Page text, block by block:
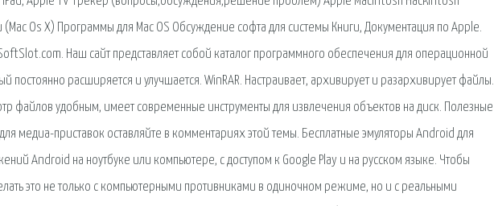
Os X) Программы для Mac OS Обсуждение софта для системы Книги, Документация по Apple.
Наш сайт представляет собой каталог программного обеспечения для операционной
постоянно расширяется и улучшается. WinRAR. Настраивает, архивирует и разархивирует файлы.
файлов удобным, имеет современные инструменты для извлечения объектов на диск. Полезные
медиа-приставок оставляйте в комментариях этой темы. Бесплатные эмуляторы Android для
Android на ноутбуке или компьютере, с доступом к Google Play и на русском языке. Чтобы
это не только с компьютерными противниками в одиночном режиме, но и с реальными